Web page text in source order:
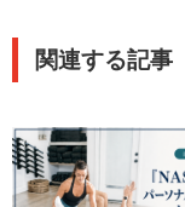
関連する記事